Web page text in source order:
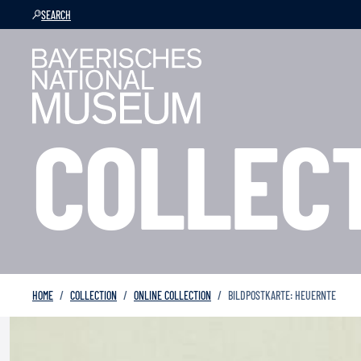
SEARCH
HOME COLLECTION ONLINE COLLECTION BILDPOSTKARTE: HEUERNTE